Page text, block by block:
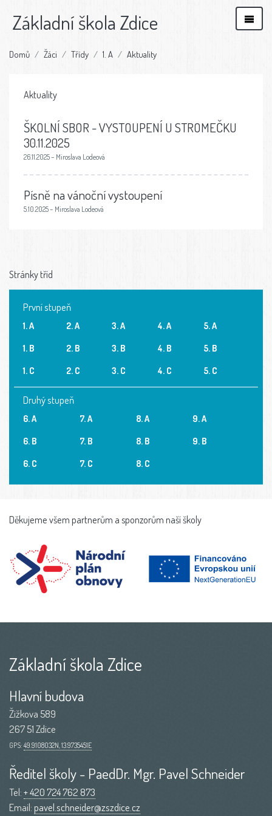
Základní škola Zdice
Domů Žáci Třídy 1. A Aktuality
Aktuality
ŠKOLNÍ SBOR - VYSTOUPENÍ U STROMEČKU
30.11.2025
26.11.2025 – Miroslava Lodeová
Písně na vánoční vystoupení
5.10.2025 – Miroslava Lodeová
Stránky tříd
První stupeň
1. A
1. B
1. C
2. A
2. B
2. C
3. A
3. B
3. C
4. A
4. B
4. C
5. A
5. B
5. C
Druhý stupeň
6. A
6. B
6. C
7. A
7. B
7. C
8. A
8. B
8. C
9. A
9. B
Děkujeme všem partnerům a sponzorům naší školy
Základní škola Zdice
Hlavní budova
Žižkova 589
267 51 Zdice
GPS: 49.9108032N, 13.9735451E
Ředitel školy - PaedDr. Mgr. Pavel Schneider
Tel:+ 420 724 762 873
Email:pavel.schneider@zszdice.cz